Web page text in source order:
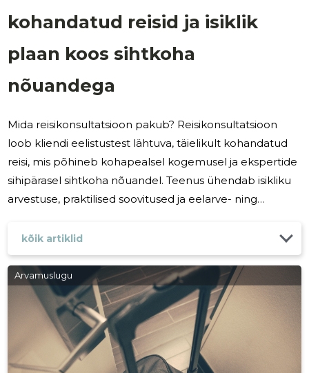
kohandatud reisid ja isiklik
plaan koos sihtkoha
nõuandega
Mida reisikonsultatsioon pakub? Reisikonsultatsioon
loob kliendi eelistustest lähtuva, täielikult kohandatud
reisi, mis põhineb kohapealsel kogemusel ja ekspertide
sihipärasel sihtkoha nõuandel. Teenus ühendab isikliku
arvestuse, praktilised soovitused ja eelarve- ning
reisi­sisu. Kellele sobib? Teenusele sobib igaüks, kes
soovib aega säästa, vältida tavalisi turismivigu ja saada
täpseid soovitusi vastavalt maitsele, huvidele ja
eelarvele. See on ideaalne lahendus paaridele,
väikestele seltskondadele, ärireisijatele, perepuhkuseks
kõik artiklid
Arvamuslugu